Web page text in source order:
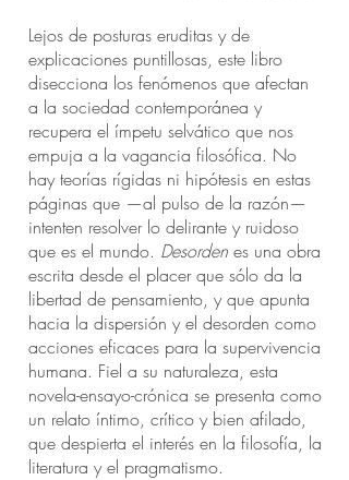
Lejos de posturas eruditas y de
explicaciones puntillosas, este libro
disecciona los fenómenos que afectan
a la sociedad contemporánea y
recupera el ímpetu selvático que nos
empuja a la vagancia filosófica. No
hay teorías rígidas ni hipótesis en estas
páginas que —al pulso de la razón—
intenten resolver lo delirante y ruidoso
que es el mundo. Desorden es una obra
escrita desde el placer que sólo da la
libertad de pensamiento, y que apunta
hacia la dispersión y el desorden como
acciones eficaces para la supervivencia
humana. Fiel a su naturaleza, esta
novela-ensayo-crónica se presenta como
un relato íntimo, crítico y bien afilado,
que despierta el interés en la filosofía, la
literatura y el pragmatismo.